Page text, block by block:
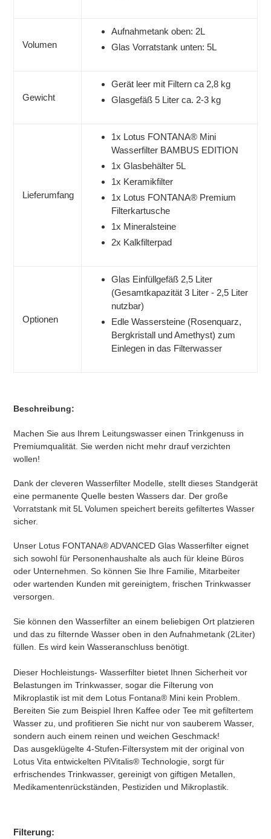
Volumen
Aufnahmetank oben: 2L
Glas Vorratstank unten: 5L
Gewicht
Gerät leer mit Filtern ca 2,8 kg
Glasgefäß 5 Liter ca. 2-3 kg
Lieferumfang
1x Lotus FONTANA® Mini
Wasserfilter BAMBUS EDITION
1x Glasbehälter 5L
1x Keramikfilter
1x Lotus FONTANA® Premium
Filterkartusche
1x Mineralsteine
2x Kalkfilterpad
Optionen
Glas Einfüllgefäß 2,5 Liter
(Gesamtkapazität 3 Liter - 2,5 Liter
nutzbar)
Edle Wassersteine (Rosenquarz,
Bergkristall und Amethyst) zum
Einlegen in das Filterwasser
Beschreibung:
Machen Sie aus Ihrem Leitungswasser einen Trinkgenuss in
Premiumqualität. Sie werden nicht mehr drauf verzichten
wollen!
Dank der cleveren Wasserfilter Modelle, stellt dieses Standgerät
eine permanente Quelle besten Wassers dar. Der große
Vorratstank mit 5L Volumen speichert bereits gefiltertes Wasser
sicher.
Unser Lotus FONTANA® ADVANCED Glas Wasserfilter eignet
sich sowohl für Personenhaushalte als auch für kleine Büros
oder Unternehmen. So können Sie Ihre Familie, Mitarbeiter
oder wartenden Kunden mit gereinigtem, frischen Trinkwasser
versorgen.
Sie können den Wasserfilter an einem beliebigen Ort platzieren
und das zu filternde Wasser oben in den Aufnahmetank (2Liter)
füllen. Es wird kein Wasseranschluss benötigt.
Dieser Hochleistungs- Wasserfilter bietet Ihnen Sicherheit vor
Belastungen im Trinkwasser, sogar die Filterung von
Mikroplastik ist mit dem Lotus Fontana® Mini kein Problem.
Bereiten Sie zum Beispiel Ihren Kaffee oder Tee mit gefiltertem
Wasser zu, und profitieren Sie nicht nur von sauberem Wasser,
sondern auch einem reinen und weichen Geschmack!
Das ausgeklügelte 4-Stufen-Filtersystem mit der original von
Lotus Vita entwickelten PiVitalis® Technologie, sorgt für
erfrischendes Trinkwasser, gereinigt von giftigen Metallen,
Medikamentenrückständen, Pestiziden und Mikroplastik.
Filterung: